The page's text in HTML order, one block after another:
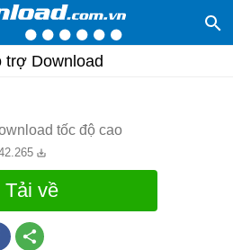
trợ Download
tốc độ cao
Tải về